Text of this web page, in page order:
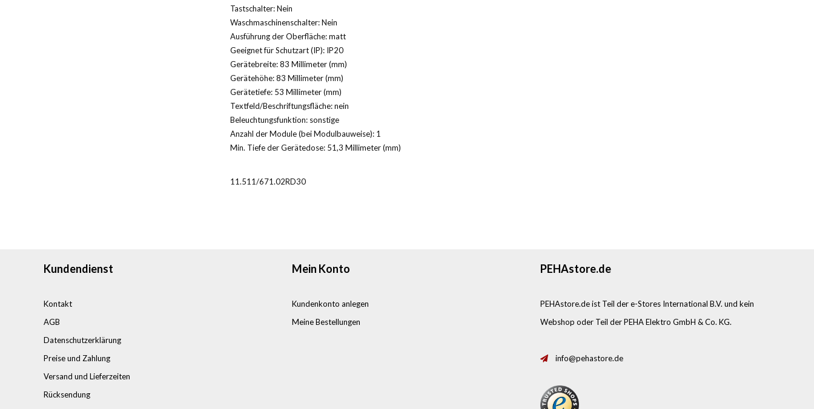
Tastschalter: Nein
Waschmaschinenschalter: Nein
Ausführung der Oberfläche: matt
Geeignet für Schutzart (IP): IP20
Gerätebreite: 83 Millimeter (mm)
Gerätehöhe: 83 Millimeter (mm)
Gerätetiefe: 53 Millimeter (mm)
Textfeld/Beschriftungsfläche: nein
Beleuchtungsfunktion: sonstige
Anzahl der Module (bei Modulbauweise): 1
Min. Tiefe der Gerätedose: 51,3 Millimeter (mm)
11.511/671.02RD30
Kundendienst
Kontakt
AGB
Datenschutzerklärung
Preise und Zahlung
Versand und Lieferzeiten
Rücksendung
Mein Konto
Kundenkonto anlegen
Meine Bestellungen
PEHAstore.de
PEHAstore.de ist Teil der e-Stores International B.V. und kein
Webshop oder Teil der PEHA Elektro GmbH & Co. KG.
info@pehastore.de